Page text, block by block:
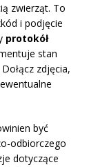
zwierząt. To
i podjęcie
protokół
stan
zdjęcia,
być
odbiorczego
dotyczące